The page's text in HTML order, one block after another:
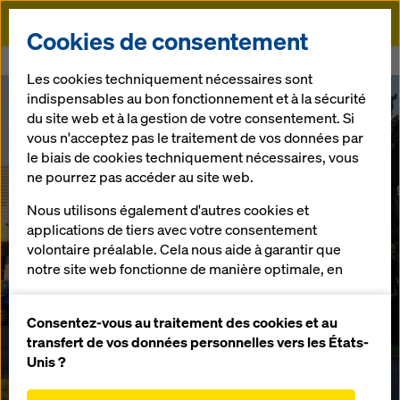
Doka
Votre partenaire Coffrage et Étaiement sur
Lyon et en région Centre, Est et Sud-Est
Agence Doka Lyon
Nous vous accompagnons dans tous vos projets de
construction avec toujours plus d’efficacité et de
sécurité.
Téléphone :+33 4 78 04 39 29
E-Mail :lyon@doka.com
Cookies de consentement
Les cookies techniquement nécessaires sont
indispensables au bon fonctionnement et à la sécurité
du site web et à la gestion de votre consentement. Si
vous n'acceptez pas le traitement de vos données par
le biais de cookies techniquement nécessaires, vous
ne pourrez pas accéder au site web.
Nous utilisons également d'autres cookies et
applications de tiers avec votre consentement
volontaire préalable. Cela nous aide à garantir que
notre site web fonctionne de manière optimale, en
améliorer en permanence la fonctionnalité de
notre site web (cookies fonctionnels et
statistiques),
Consentez-vous au traitement des cookies et au
transfert de vos données personnelles vers les États-
Unis ?